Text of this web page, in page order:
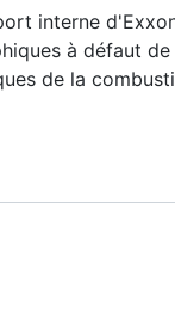
interne
à défaut de
de la